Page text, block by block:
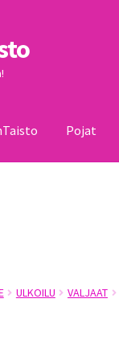
Pojat
ULKOILU VALJAAT